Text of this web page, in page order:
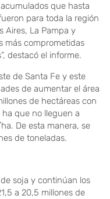
que hasta
para toda la región
Aires, La Pampa y
más comprometidas
destacó el informe.
de Santa Fe y este
de aumentar el área
de hectáreas con
que no lleguen a
De esta manera, se
de toneladas.
soja y continúan los
a 20,5 millones de